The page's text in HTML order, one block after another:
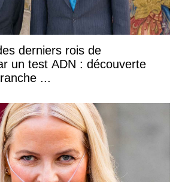
derniers rois de
un test ADN : découverte
...